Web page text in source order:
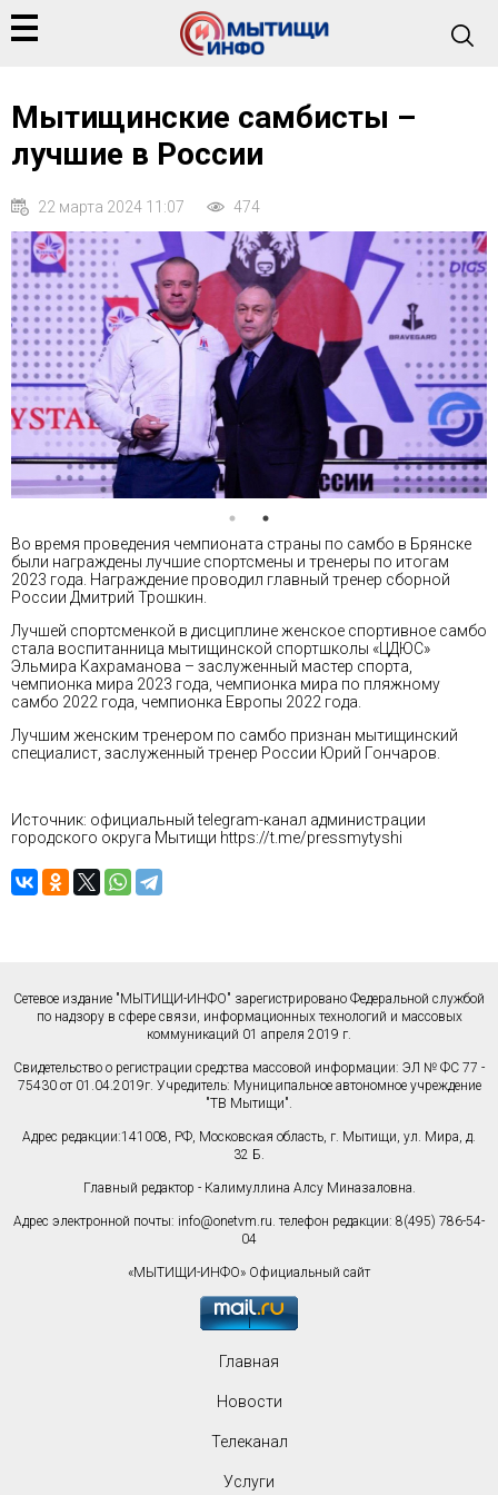
Мытищинские самбисты –
лучшие в России
22 марта 2024 11:07 474
Во время проведения чемпионата страны по самбо в Брянске
были награждены лучшие спортсмены и тренеры по итогам
2023 года. Награждение проводил главный тренер сборной
России Дмитрий Трошкин.
Лучшей спортсменкой в дисциплине женское спортивное самбо
стала воспитанница мытищинской спортшколы «ЦДЮС»
Эльмира Кахраманова – заслуженный мастер спорта,
чемпионка мира 2023 года, чемпионка мира по пляжному
самбо 2022 года, чемпионка Европы 2022 года.
Лучшим женским тренером по самбо признан мытищинский
специалист, заслуженный тренер России Юрий Гончаров.
Источник: официальный telegram-канал администрации
городского округа Мытищи https://t.me/pressmytyshi
Сетевое издание "МЫТИЩИ-ИНФО" зарегистрировано Федеральной службой
по надзору в сфере связи, информационных технологий и массовых
коммуникаций 01 апреля 2019 г.
Свидетельство о регистрации средства массовой информации: ЭЛ № ФС 77 -
75430 от 01.04.2019г. Учредитель: Муниципальное автономное учреждение
"ТВ Мытищи".
Адрес редакции:141008, РФ, Московская область, г. Мытищи, ул. Мира, д.
32 Б.
Главный редактор - Калимуллина Алсу Миназаловна.
Адрес электронной почты: info@onetvm.ru. телефон редакции: 8(495) 786-54-
04
«МЫТИЩИ-ИНФО» Официальный сайт
Главная
Новости
Телеканал
Услуги